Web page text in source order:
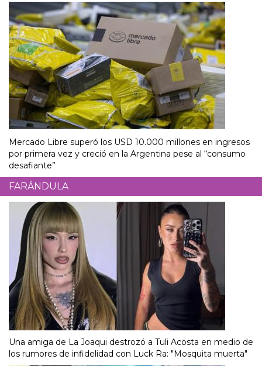
Mercado Libre superó los USD 10.000 millones en ingresos
por primera vez y creció en la Argentina pese al “consumo
desafiante”
FARÁNDULA
Una amiga de La Joaqui destrozó a Tuli Acosta en medio de
los rumores de infidelidad con Luck Ra: "Mosquita muerta"